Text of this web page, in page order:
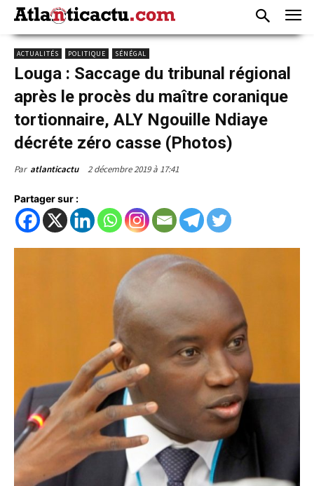
ACTUALITÉS POLITIQUE SÉNÉGAL
Louga : Saccage du tribunal régional
après le procès du maître coranique
tortionnaire, ALY Ngouille Ndiaye
décréte zéro casse (Photos)
Par atlanticactu 2 décembre 2019 à 17:41
Partager sur :